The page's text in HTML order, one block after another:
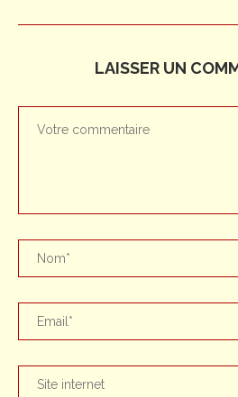
LAISSER UN